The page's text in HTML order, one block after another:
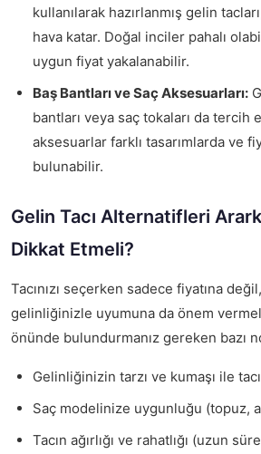
kullanılarak hazırlanmış gelin
hava katar. Doğal inciler pahalı
uygun fiyat yakalanabilir.
Baş Bantları ve Saç Aksesuarları:
bantları veya saç tokaları da tercih
aksesuarlar farklı tasarımlarda ve
bulunabilir.
Gelin Tacı Alternatifleri
Dikkat Etmeli?
Tacınızı seçerken sadece fiyatına
gelinliğinizle uyumuna da önem
önünde bulundurmanız gereken bazı
Gelinliğinizin tarzı ve kumaşı ile
Saç modelinize uygunluğu (topuz,
Tacın ağırlığı ve rahatlığı (uzun